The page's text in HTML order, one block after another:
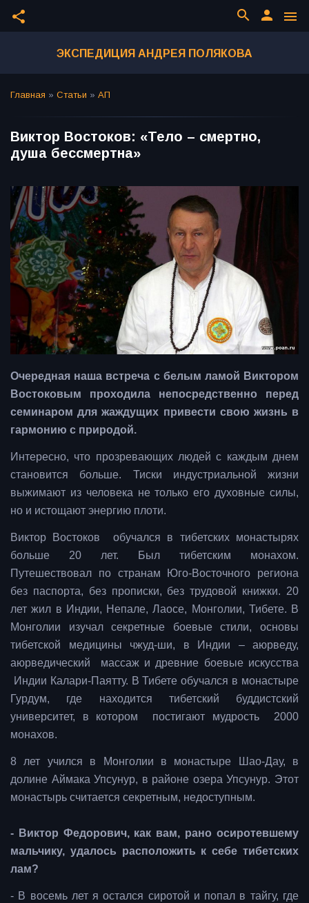
share menu
person
search
ЭКСПЕДИЦИЯ АНДРЕЯ ПОЛЯКОВА
Главная » Статьи » АП
Виктор Востоков: «Тело – смертно,
душа бессмертна»
Очередная наша встреча с белым ламой Виктором
Востоковым проходила непосредственно перед
семинаром для жаждущих привести свою жизнь в
гармонию с природой.
Интересно, что прозревающих людей с каждым днем
становится больше. Тиски индустриальной жизни
выжимают из человека не только его духовные силы,
но и истощают энергию плоти.
Виктор Востоков обучался в тибетских монастырях
больше 20 лет. Был тибетским монахом.
Путешествовал по странам Юго-Восточного региона
без паспорта, без прописки, без трудовой книжки. 20
лет жил в Индии, Непале, Лаосе, Монголии, Тибете. В
Монголии изучал секретные боевые стили, основы
тибетской медицины чжуд-ши, в Индии – аюрведу,
аюрведический массаж и древние боевые искусства
Индии Калари-Паятту. В Тибете обучался в монастыре
Гурдум, где находится тибетский буддистский
университет, в котором постигают мудрость 2000
монахов.
8 лет учился в Монголии в монастыре Шао-Дау, в
долине Аймака Упсунур, в районе озера Упсунур. Этот
монастырь считается секретным, недоступным.
- Виктор Федорович, как вам, рано осиротевшему
мальчику, удалось расположить к себе тибетских
лам?
- В восемь лет я остался сиротой и попал в тайгу, где